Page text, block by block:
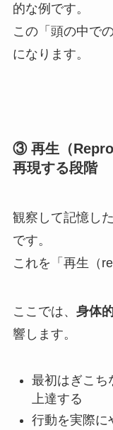
的な例です。
この「頭の中で
になります。
③ 再生（
再現する段階
観察して記憶した
です。
これを「再生（
ここでは、 身体
響します。
最初はぎこち
上達する
行動を実際に